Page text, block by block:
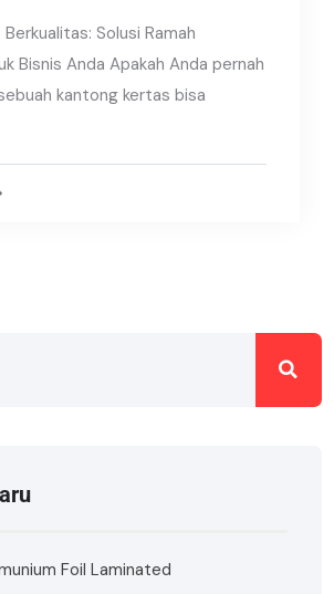
Solusi Ramah
Bisnis Anda Apakah Anda pernah
kantong kertas bisa
Foil Laminated